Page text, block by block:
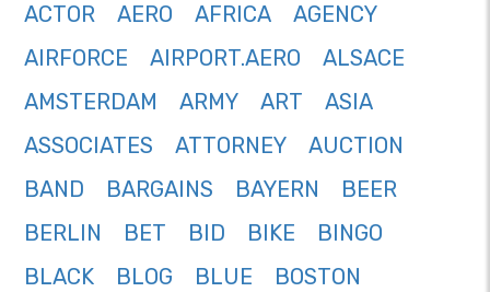
ACTOR
AERO AFRICA
AGENCY
AIRFORCE
AIRPORT.AERO
ALSACE
AMSTERDAM
ARMY ART
ASIA
ASSOCIATES
ATTORNEY
AUCTION
BAND
BARGAINS BAYERN
BEER
BERLIN
BET BID BIKE
BINGO
BLACK
BLOG BLUE
BOSTON